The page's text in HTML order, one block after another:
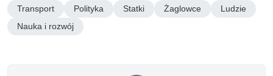
Transport Polityka Statki Żaglowce
Ludzie
Nauka i rozwój